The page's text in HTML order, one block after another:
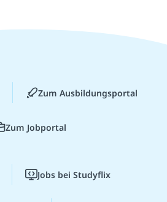
Zum Ausbildungsportal
Zum Jobportal
Jobs bei Studyflix